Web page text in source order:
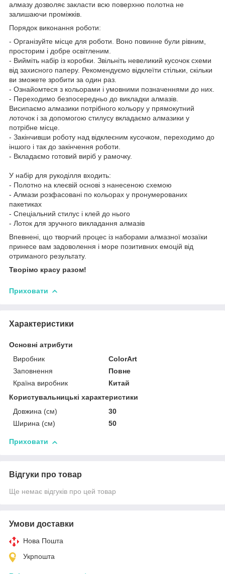
алмазу дозволяє закласти всю поверхню полотна не
залишаючи проміжків.
Порядок виконання роботи:
- Організуйте місце для роботи. Воно повинне були рівним,
просторим і добре освітленим.
- Вийміть набір із коробки. Звільніть невеликий кусочок схеми
від захисного паперу. Рекомендуємо відклеїти стільки, скільки
ви зможете зробити за один раз.
- Ознайомтеся з кольорами і умовними позначеннями до них.
- Переходимо безпосередньо до викладки алмазів.
Висипаємо алмазики потрібного кольору у прямокутний
лоточок і за допомогою стилусу вкладаємо алмазики у
потрібне місце.
- Закінчивши роботу над відклеєним кусочком, переходимо до
іншого і так до закінчення роботи.
- Вкладаємо готовий виріб у рамочку.
У набір для рукоділля входить:
- Полотно на клеєвій основі з нанесеною схемою
- Алмази розфасовані по кольорах у пронумерованих
пакетиках
- Спеціальний стилус і клей до нього
- Лоток для зручного викладання алмазів
Впевнені, що творчий процес із наборами алмазної мозаїки
принесе вам задоволення і море позитивних емоцій від
отриманого результату.
Творімо красу разом!
Приховати
Характеристики
Основні атрибути
Виробник
ColorArt
Заповнення
Повне
Країна виробник
Китай
Користувальницькі характеристики
Довжина (см)
30
Ширина (см)
50
Приховати
Відгуки про товар
Ще немає відгуків про цей товар
Умови доставки
Нова Пошта
Укрпошта